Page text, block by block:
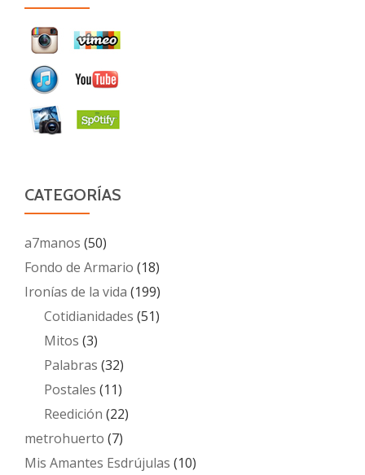
CATEGORÍAS
a7manos (50)
Fondo de Armario (18)
Ironías de la vida (199)
Cotidianidades (51)
Mitos (3)
Palabras (32)
Postales (11)
Reedición (22)
metrohuerto (7)
Mis Amantes Esdrújulas (10)